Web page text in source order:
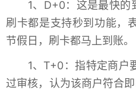
1、D+0：这是最快的
刷卡都是支持秒到功能，
节假日，刷卡都马上到账。
1、T+0：指特定商户
过审核，认为该商户符合